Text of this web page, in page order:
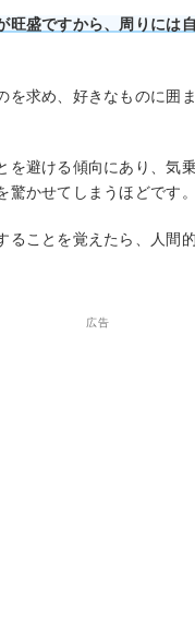
旺盛ですから、周りには
を求め、好きなものに囲
を避ける傾向にあり、気
驚かせてしまうほどです。
ることを覚えたら、人間
広告